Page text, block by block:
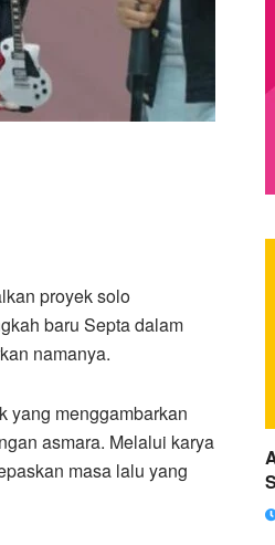
proyek solo
baru Septa dalam
namanya.
yang menggambarkan
asmara. Melalui karya
masa lalu yang